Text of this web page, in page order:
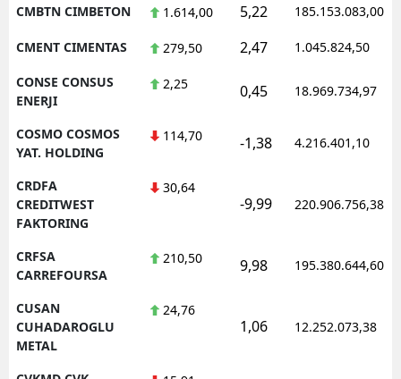
CMBTN CIMBETON 1.614,00 5,22 185.153.083,00
CMENT CIMENTAS 279,50 2,47 1.045.824,50
CONSE CONSUS
ENERJI
2,25 0,45 18.969.734,97
COSMO COSMOS
YAT. HOLDING
114,70 -1,38 4.216.401,10
CRDFA
CREDITWEST
FAKTORING
30,64
-9,99 220.906.756,38
CRFSA
CARREFOURSA
210,50 9,98 195.380.644,60
CUSAN
CUHADAROGLU
METAL
24,76
1,06 12.252.073,38